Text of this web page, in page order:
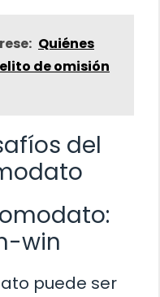
Quiénes
de omisión
del
win
puede ser